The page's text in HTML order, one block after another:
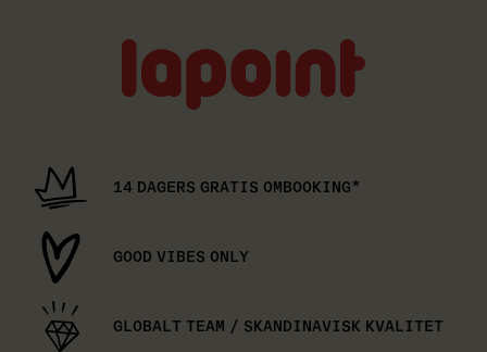
logo
14 DAGERS GRATIS OMBOOKING*
GOOD VIBES ONLY
GLOBALT TEAM / SKANDINAVISK KVALITET